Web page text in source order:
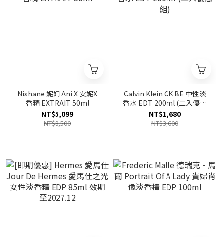
Nishane 妮姍 Ani X 安妮X
香精 EXTRAIT 50ml
NT$5,099
NT$8,500
Calvin Klein CK BE 中性淡
香水 EDT 200ml (二入優惠
組)
NT$1,680
NT$3,600